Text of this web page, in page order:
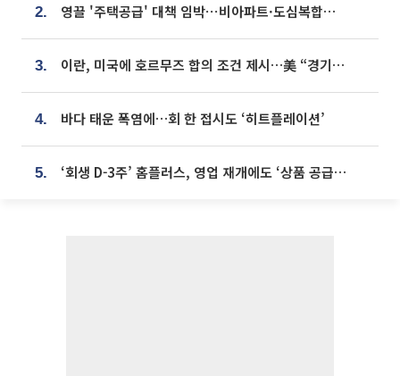
2. 영끌 '주택공급' 대책 임박⋯비아파트·도심복합까지 총동원
3. 이란, 미국에 호르무즈 합의 조건 제시…美 “경기 아직 안 끝나” [종합]
4. 바다 태운 폭염에…회 한 접시도 ‘히트플레이션’
5. ‘회생 D-3주’ 홈플러스, 영업 재개에도 ‘상품 공급망’ 복구가 생존 관건